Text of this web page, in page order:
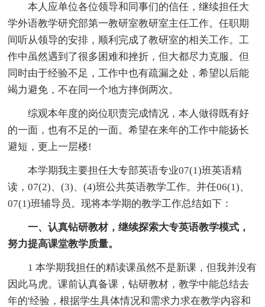
本人应单位各位领导和同事们的信任，继续担任大
学外语教学研究部第一教研室教研室主任工作。任职期
间听从领导的安排，顺利完成了教研室的相关工作。工
作中虽然遇到了很多困难和挫折，但大都尽力克服。但
同时由于经验不足，工作中也有疏漏之处，希望以后能
竭力避免，不在同一个地方摔倒两次。
综观本年度的岗位职责完成情况，本人做得既有好
的一面，也有不足的一面。希望在来年的工作中能扬长
避短，更上一层楼!
本学期我主要担任大专部英语专业07(1)班英语精
读，07(2)、(3)、(4)班公共英语教学工作。并任06(1)、
07(1)班辅导员。现将本学期的教学工作总结如下：
一、认真钻研教材，继续探索大专英语教学模式，
努力提高课堂教学质量。
1 本学期我担任的精读课虽然不是新课，但我并没有
因此马虎。课前认真备课，钻研教材，教学中能总结去
年的'经验，根据学生具体情况和需求力求在教学内容和